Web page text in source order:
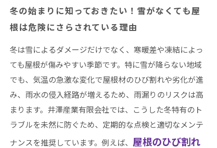
策でリフォームや修理も賢く選ぼう
雪が降らなくても油断大敵！冬に注意すべき屋
根の劣化サインとは？
雨漏りを未然に防ぐために今すぐできること！
冬の屋根被害予防のポイントまとめ
まとめ
井澤産業有限会社│ 熱田区・南区・瑞穂区・港
区・中川区など名古屋市内および愛知県での施
工実績はこちら
冬の始まりに知っておきたい！雪がなくても屋
根は危険にさらされている理由
冬は雪によるダメージだけでなく、寒暖差や凍結によっ
ても屋根が傷みやすい季節です。特に雪が降らない地域
でも、気温の急激な変化で屋根材のひび割れや劣化が進
み、雨水の侵入経路が増えるため、雨漏りのリスクは高
まります。井澤産業有限会社では、こうした冬特有のト
ラブルを未然に防ぐため、定期的な点検と適切なメンテ
ナンスを推奨しています。例えば、 屋根のひび割れ